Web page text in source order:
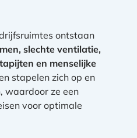
ontstaan
slechte ventilatie,
en menselijke
stapelen zich op en
waardoor ze een
voor optimale